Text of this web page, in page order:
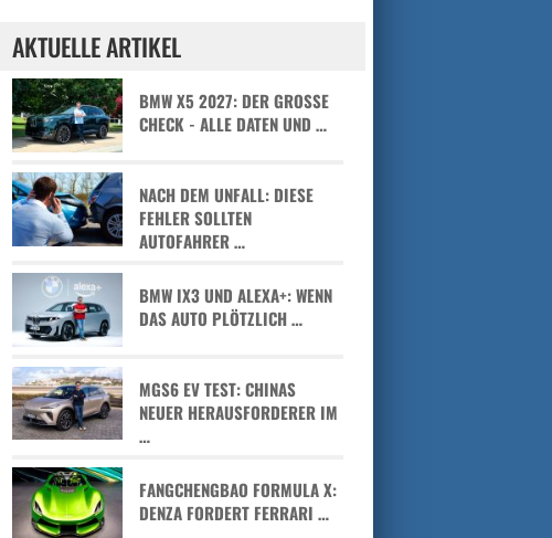
AKTUELLE ARTIKEL
BMW X5 2027: DER GROSSE C
HECK - ALLE DATEN UND …
NACH DEM UNFALL: DIESE
FEHLER SOLLTEN
AUTOFAHRER …
BMW IX3 UND ALEXA+: WENN
DAS AUTO PLÖTZLICH …
MGS6 EV TEST: CHINAS
NEUER HERAUSFORDERER IM
…
FANGCHENGBAO FORMULA X:
DENZA FORDERT FERRARI …